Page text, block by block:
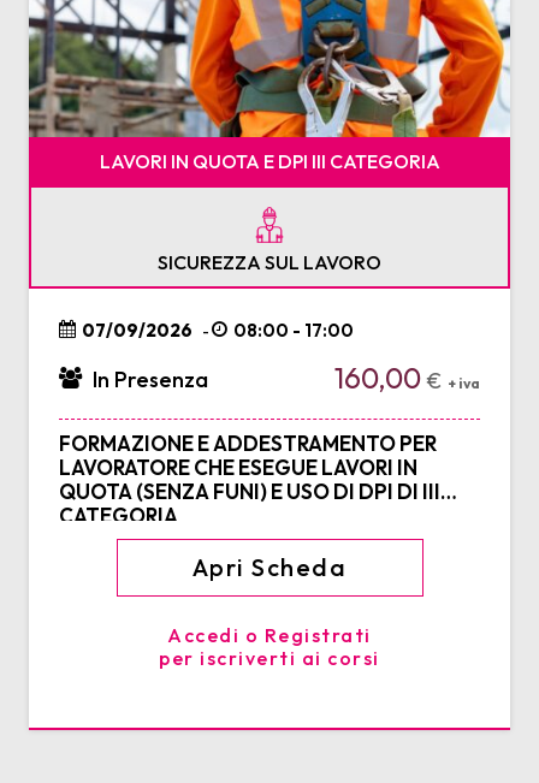
LAVORI IN QUOTA E DPI III CATEGORIA
SICUREZZA SUL LAVORO
07/09/2026 - 08:00 - 17:00
160,00€ + iva
In Presenza
FORMAZIONE E ADDESTRAMENTO PER
LAVORATORE CHE ESEGUE LAVORI IN
QUOTA (SENZA FUNI) E USO DI DPI DI III
CATEGORIA
Apri Scheda
Accedi o Registrati
per iscriverti ai corsi